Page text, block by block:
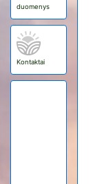
duomenys
Kontaktai